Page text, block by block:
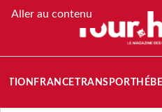
Aller au contenu
FRANCETRANSPORT